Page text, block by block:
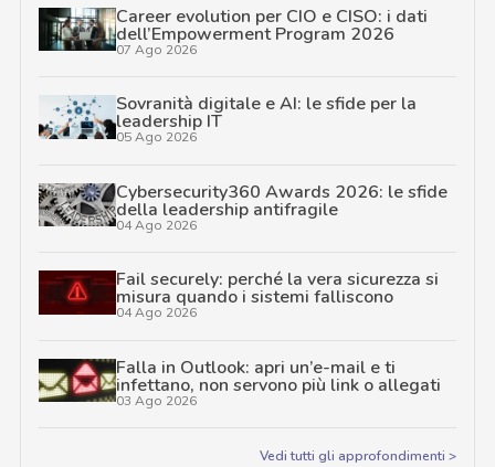
Career evolution per CIO e CISO: i dati
dell’Empowerment Program 2026
07 Ago 2026
Sovranità digitale e AI: le sfide per la
leadership IT
05 Ago 2026
Cybersecurity360 Awards 2026: le sfide
della leadership antifragile
04 Ago 2026
Fail securely: perché la vera sicurezza si
misura quando i sistemi falliscono
04 Ago 2026
Falla in Outlook: apri un’e-mail e ti
infettano, non servono più link o allegati
03 Ago 2026
Vedi tutti gli approfondimenti >